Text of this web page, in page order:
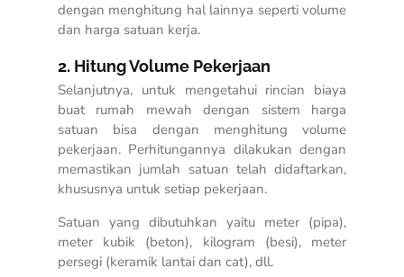
dengan menghitung hal lainnya seperti volume
dan harga satuan kerja.
2. Hitung Volume Pekerjaan
Selanjutnya, untuk mengetahui rincian biaya
buat rumah mewahdengan sistem harga
satuan bisa dengan menghitung volume
pekerjaan. Perhitungannya dilakukan dengan
memastikan jumlah satuan telah didaftarkan,
khususnya untuk setiap pekerjaan.
Satuan yang dibutuhkan yaitu meter (pipa),
meter kubik (beton), kilogram (besi), meter
persegi (keramik lantai dan cat), dll.